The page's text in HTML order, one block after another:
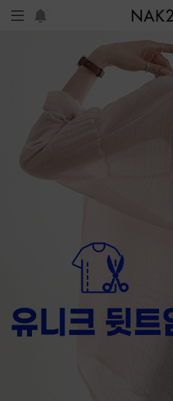
장마템 기획전 오늘출발